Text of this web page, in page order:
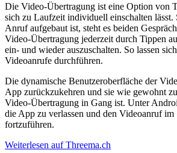
Die Video-Übertragung ist eine Option von
sich zu Laufzeit individuell einschalten lässt.
Anruf aufgebaut ist, steht es beiden
Video-Übertragung jederzeit durch Tippen
ein- und wieder auszuschalten. So lassen
Videoanrufe durchführen.
Die dynamische Benutzeroberfläche der
App zurückzukehren und sie wie gewohnt
Video-Übertragung in Gang ist. Unter
die App zu verlassen und den Videoanruf
fortzuführen.
Weiterlesen auf Threema.ch